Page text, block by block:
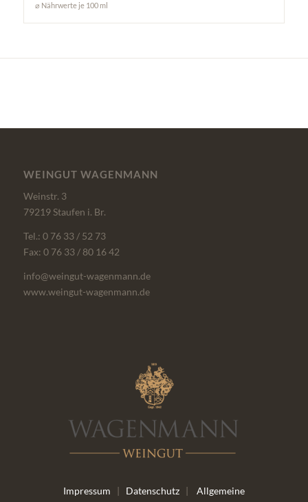
⌀ Nährwerte je 100 ml
WEINGUT WAGENMANN
Weinstr. 3
79219 Staufen i. Br.
Tel.: 0 76 33 / 52 73
Fax: 0 76 33 / 80 16 42
info@weingut-wagenmann.de
www.weingut-wagenmann.de
Impressum | Datenschutz|
Allgemeine